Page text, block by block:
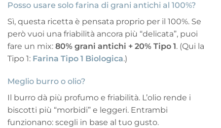
Posso usare solo farina di grani antichi al 100%?
Sì, questa ricetta è pensata proprio per il 100%. Se
però vuoi una friabilità ancora più “delicata”, puoi
fare un mix: 80% grani antichi + 20% Tipo 1. (Qui la
Tipo 1: Farina Tipo 1 Biologica.)
Meglio burro o olio?
Il burro dà più profumo e friabilità. L’olio rende i
biscotti più “morbidi” e leggeri. Entrambi
funzionano: scegli in base al tuo gusto.